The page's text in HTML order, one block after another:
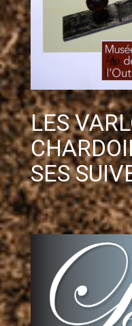
LES
SES